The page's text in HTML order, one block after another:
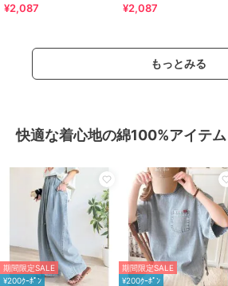
できちゃう！ミニハート刺繍T
¥2,087
のデザイン。綿100％おさかな
¥2,087
もっとみる
快適な着心地の綿100%アイテム
期間限定SALE
¥200ｸｰﾎﾟﾝ
期間限定SALE
¥200ｸｰﾎﾟﾝ